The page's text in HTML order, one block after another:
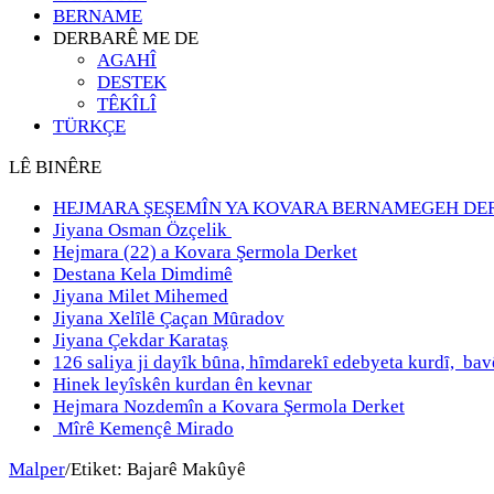
BERNAME
DERBARÊ ME DE
AGAHÎ
DESTEK
TÊKÎLÎ
TÜRKÇE
LÊ BINÊRE
HEJMARA ŞEŞEMÎN YA KOVARA BERNAMEGEH
Jiyana Osman Özçelik
Hejmara (22) a Kovara Şermola Derket
Destana Kela Dimdimê
Jiyana Milet Mihemed
Jiyana Xelȋlȇ Çaçan Mȗradov
Jiyana Çekdar Karataş
126 saliya ji dayȋk bȗna, hȋmdarekȋ edebyeta kurdȋ,
Hinek leyîskên kurdan ên kevnar
Hejmara Nozdemîn a Kovara Şermola Derket
Mîrê Kemençê Mirado
Malper/Etiket: Bajarê Makûyê